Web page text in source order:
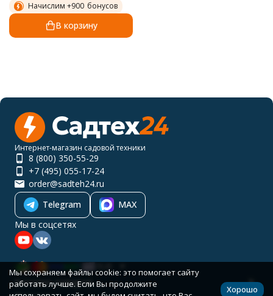
Начислим +900 бонусов
В корзину
Интернет-магазин садовой техники
8 (800) 350-55-29
+7 (495) 055-17-24
order@sadteh24.ru
Telegram
MAX
Мы в соцсетях
Каталог товаров
Мы сохраняем файлы cookie: это помогает сайту
работать лучше. Если Вы продолжите
Хорошо